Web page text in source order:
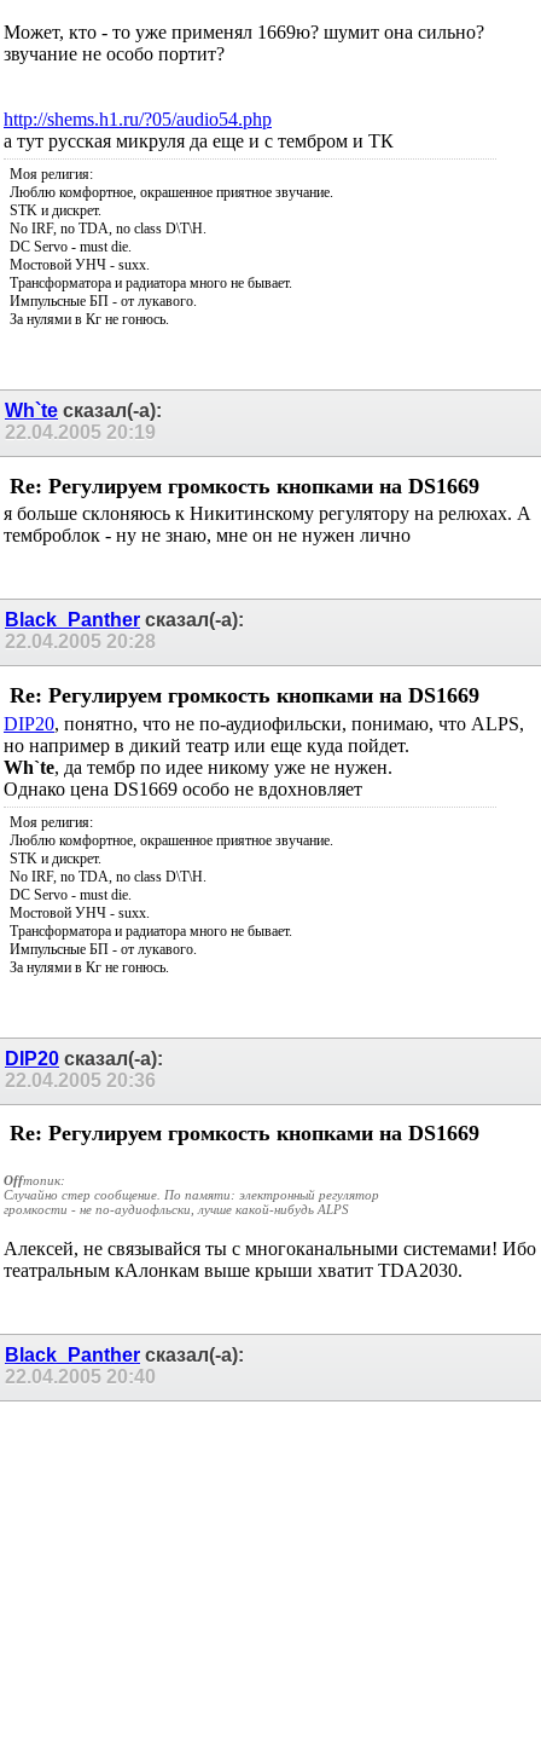
Может, кто - то уже применял 1669ю? шумит она сильно?
звучание не особо портит?
http://shems.h1.ru/?05/audio54.php
а тут русская микруля да еще и с тембром и ТК
Моя религия:
Люблю комфортное, окрашенное приятное звучание.
STK и дискрет.
No IRF, no TDA, no class D\T\H.
DC Servo - must die.
Мостовой УНЧ - suxx.
Трансформатора и радиатора много не бывает.
Импульсные БП - от лукавого.
За нулями в Кг не гонюсь.
Wh`te сказал(-а):
22.04.2005 20:19
Re: Регулируем громкость кнопками на DS1669
я больше склоняюсь к Никитинскому регулятору на релюхах. А
темброблок - ну не знаю, мне он не нужен лично
Black_Panther сказал(-а):
22.04.2005 20:28
Re: Регулируем громкость кнопками на DS1669
DIP20, понятно, что не по-аудиофильски, понимаю, что ALPS,
но например в дикий театр или еще куда пойдет.
Wh`te, да тембр по идее никому уже не нужен.
Однако цена DS1669 особо не вдохновляет
Моя религия:
Люблю комфортное, окрашенное приятное звучание.
STK и дискрет.
No IRF, no TDA, no class D\T\H.
DC Servo - must die.
Мостовой УНЧ - suxx.
Трансформатора и радиатора много не бывает.
Импульсные БП - от лукавого.
За нулями в Кг не гонюсь.
DIP20 сказал(-а):
22.04.2005 20:36
Re: Регулируем громкость кнопками на DS1669
Offтопик:
Случайно стер сообщение. По памяти: электронный регулятор
громкости - не по-аудиофльски, лучше какой-нибудь ALPS
Алексей, не связывайся ты с многоканальными системами! Ибо
театральным кАлонкам выше крыши хватит TDA2030.
Black_Panther сказал(-а):
22.04.2005 20:40